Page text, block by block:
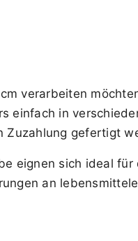
verarbeiten
einfach in
Zuzahlung gefertigt
eignen sich ideal für
an